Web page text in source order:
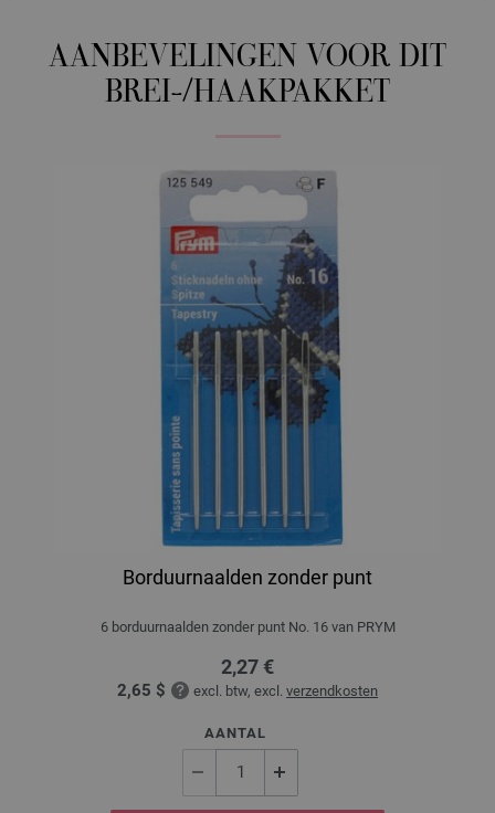
AANBEVELINGEN VOOR DIT
BREI-/HAAKPAKKET
Borduurnaalden zonder punt
6 borduurnaalden zonder punt No. 16 van PRYM
2,27 €
2,65 $ excl. btw, excl. verzendkosten
AANTAL